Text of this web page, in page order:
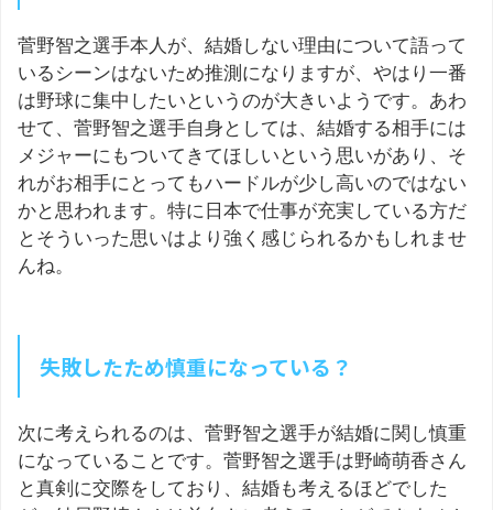
菅野智之選手本人が、結婚しない理由について語って
いるシーンはないため推測になりますが、やはり一番
は野球に集中したいというのが大きいようです。あわ
せて、菅野智之選手自身としては、結婚する相手には
メジャーにもついてきてほしいという思いがあり、そ
れがお相手にとってもハードルが少し高いのではない
かと思われます。特に日本で仕事が充実している方だ
とそういった思いはより強く感じられるかもしれませ
んね。
失敗したため慎重になっている？
次に考えられるのは、菅野智之選手が結婚に関し慎重
になっていることです。菅野智之選手は野崎萌香さん
と真剣に交際をしており、結婚も考えるほどでした